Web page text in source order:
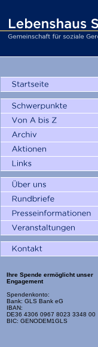
Ihre Spende ermöglicht unser
Engagement
Spendenkonto:
Bank: GLS Bank eG
IBAN:
DE36 4306 0967 8023 3348 00
BIC: GENODEM1GLS